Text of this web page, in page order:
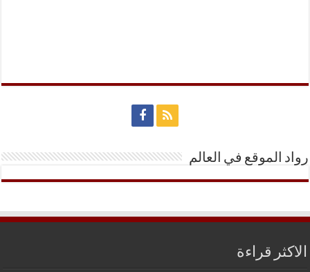
رواد الموقع في العالم
الاكثر قراءة